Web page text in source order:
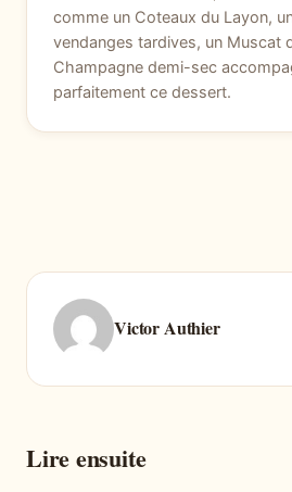
comme un Coteaux du Layon,
vendanges tardives, un Muscat
Champagne demi-sec
parfaitement ce dessert.
Victor Authier
Lire ensuite